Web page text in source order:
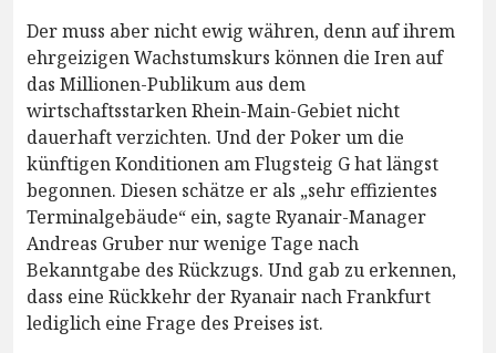
Der muss aber nicht ewig währen, denn auf ihrem
ehrgeizigen Wachstumskurs können die Iren auf
das Millionen-Publikum aus dem
wirtschaftsstarken Rhein-Main-Gebiet nicht
dauerhaft verzichten. Und der Poker um die
künftigen Konditionen am Flugsteig G hat längst
begonnen. Diesen schätze er als „sehr effizientes
Terminalgebäude“ ein, sagte Ryanair-Manager
Andreas Gruber nur wenige Tage nach
Bekanntgabe des Rückzugs. Und gab zu erkennen,
dass eine Rückkehr der Ryanair nach Frankfurt
lediglich eine Frage des Preises ist.